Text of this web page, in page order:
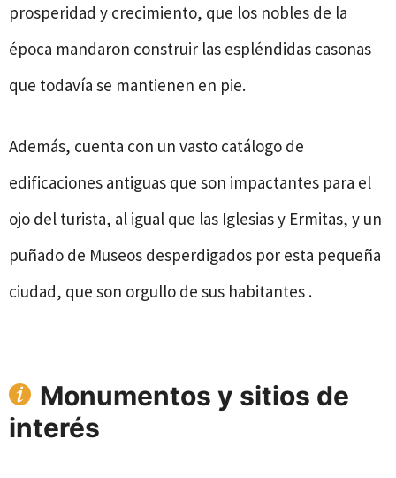
prosperidad y crecimiento, que los nobles de la
época mandaron construir las espléndidas casonas
que todavía se mantienen en pie.
Además, cuenta con un vasto catálogo de
edificaciones antiguas que son impactantes para el
ojo del turista, al igual que las Iglesias y Ermitas, y un
puñado de Museos desperdigados por esta pequeña
ciudad, que son orgullo de sus habitantes .
Monumentos y sitios de
interés